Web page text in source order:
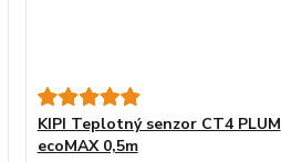
KIPI Teplotný senzor CT4 PLUM
ecoMAX 0,5m